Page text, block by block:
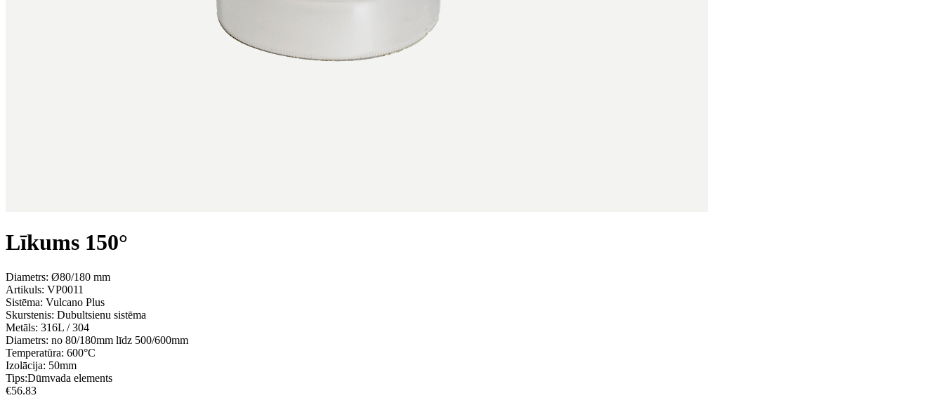
Līkums 150°
Diametrs: Ø80/180 mm
Artikuls: VP0011
Sistēma: Vulcano Plus
Skurstenis: Dubultsienu sistēma
Metāls: 316L / 304
Diametrs: no 80/180mm līdz 500/600mm
Temperatūra: 600°С
Izolācija: 50mm
Tips:Dūmvada elements
€56.83